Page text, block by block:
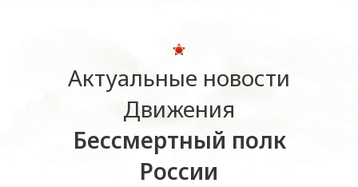
Актуальные новости
Движения
Бессмертный полк
России